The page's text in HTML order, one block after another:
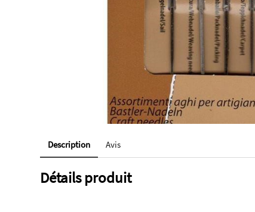
Description Avis
Détails produit